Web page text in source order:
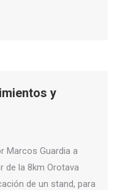
y
Marcos Guardia a
de la 8km Orotava
de un stand, para